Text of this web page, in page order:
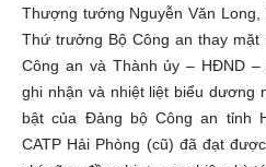
Thượng tướng Nguyễn Văn Long,
Thứ trưởng Bộ Công an thay mặt
Công an và Thành ủy – HĐND –
ghi nhận và nhiệt liệt biểu dương
bật của Đảng bộ Công an tỉnh
CATP Hải Phòng (cũ) đã đạt